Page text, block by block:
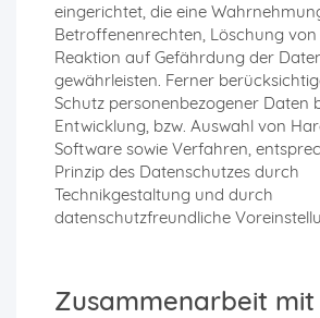
eingerichtet, die eine
Betroffenenrechten, Löschung
Reaktion auf Gefährdung der
gewährleisten. Ferner
Schutz personenbezogener Daten
Entwicklung, bzw. Auswahl von
Software sowie Verfahren,
Prinzip des Datenschutzes durch
Technikgestaltung und durch
datenschutzfreundliche
Zusammenarbeit mit